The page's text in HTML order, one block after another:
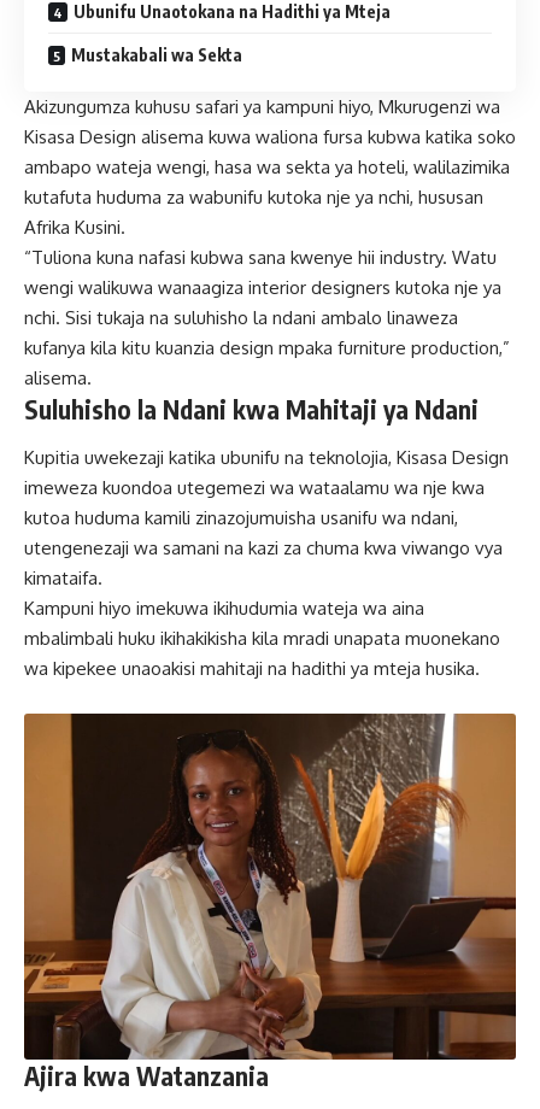
Ubunifu Unaotokana na Hadithi ya Mteja
Mustakabali wa Sekta
Akizungumza kuhusu safari ya kampuni hiyo, Mkurugenzi wa
Kisasa Design alisema kuwa waliona fursa kubwa katika soko
ambapo wateja wengi, hasa wa sekta ya hoteli, walilazimika
kutafuta huduma za wabunifu kutoka nje ya nchi, hususan
Afrika Kusini.
“Tuliona kuna nafasi kubwa sana kwenye hii industry. Watu
wengi walikuwa wanaagiza interior designers kutoka nje ya
nchi. Sisi tukaja na suluhisho la ndani ambalo linaweza
kufanya kila kitu kuanzia design mpaka furniture production,”
alisema.
Suluhisho la Ndani kwa Mahitaji ya Ndani
Kupitia uwekezaji katika ubunifu na teknolojia, Kisasa Design
imeweza kuondoa utegemezi wa wataalamu wa nje kwa
kutoa huduma kamili zinazojumuisha usanifu wa ndani,
utengenezaji wa samani na kazi za chuma kwa viwango vya
kimataifa.
Kampuni hiyo imekuwa ikihudumia wateja wa aina
mbalimbali huku ikihakikisha kila mradi unapata muonekano
wa kipekee unaoakisi mahitaji na hadithi ya mteja husika.
Ajira kwa Watanzania